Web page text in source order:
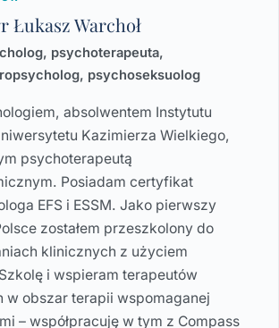
Łukasz Warchoł
psychoterapeuta,
psychoseksuolog
absolwentem Instytutu
Kazimierza Wielkiego,
psychoterapeutą
Posiadam certyfikat
EFS i ESSM. Jako pierwszy
zostałem przeszkolony do
klinicznych z użyciem
i wspieram terapeutów
w obszar terapii wspomaganej
– współpracuję w tym z Compass